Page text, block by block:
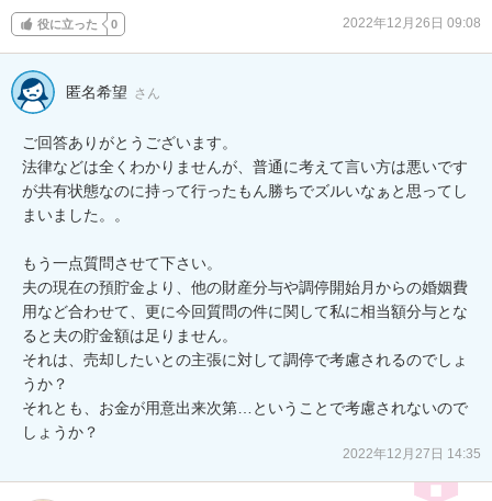
役に立った 0 2022年12月26日 09:08
匿名希望 さん
ご回答ありがとうございます。
法律などは全くわかりませんが、普通に考えて言い方は悪いです
が共有状態なのに持って行ったもん勝ちでズルいなぁと思ってし
まいました。。
もう一点質問させて下さい。
夫の現在の預貯金より、他の財産分与や調停開始月からの婚姻費
用など合わせて、更に今回質問の件に関して私に相当額分与とな
ると夫の貯金額は足りません。
それは、売却したいとの主張に対して調停で考慮されるのでしょ
うか？
それとも、お金が用意出来次第…ということで考慮されないので
しょうか？
2022年12月27日 14:35